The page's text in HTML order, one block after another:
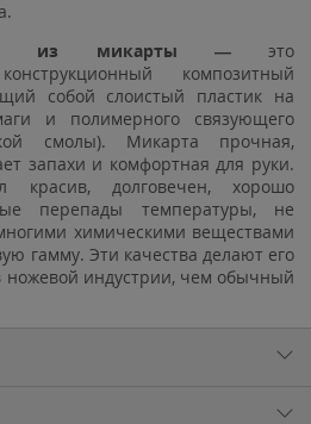
из микарты —это
композитный
собой слоистый пластик на
и полимерного связующего
смолы). Микарта прочная,
запахи и комфортная для руки.
красив, долговечен, хорошо
перепады температуры, не
химическими веществами
гамму. Эти качества делают его
ножевой индустрии, чем обычный